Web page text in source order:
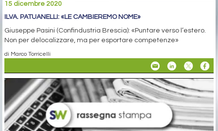
15 dicembre 2020
ILVA. PATUANELLI: «LE CAMBIEREMO NOME»
Giuseppe Pasini (Confindustria Brescia): «Puntare verso l’estero.
Non per delocalizzare, ma per esportare competenze»
di Marco Torricelli